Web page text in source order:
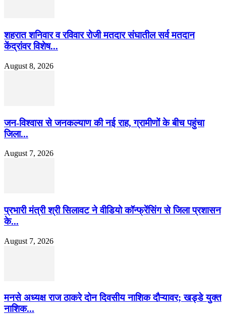
शहरात शनिवार व रविवार रोजी मतदार संघातील सर्व मतदान
केंद्रांवर विशेष...
August 8, 2026
जन-विश्वास से जनकल्याण की नई राह, ग्रामीणों के बीच पहुंचा
जिला...
August 7, 2026
प्रभारी मंत्री श्री सिलावट ने वीडियो कॉन्फ्रेंसिंग से जिला प्रशासन
के...
August 7, 2026
मनसे अध्यक्ष राज ठाकरे दोन दिवसीय नाशिक दौऱ्यावर; खड्डे युक्त
नाशिक...